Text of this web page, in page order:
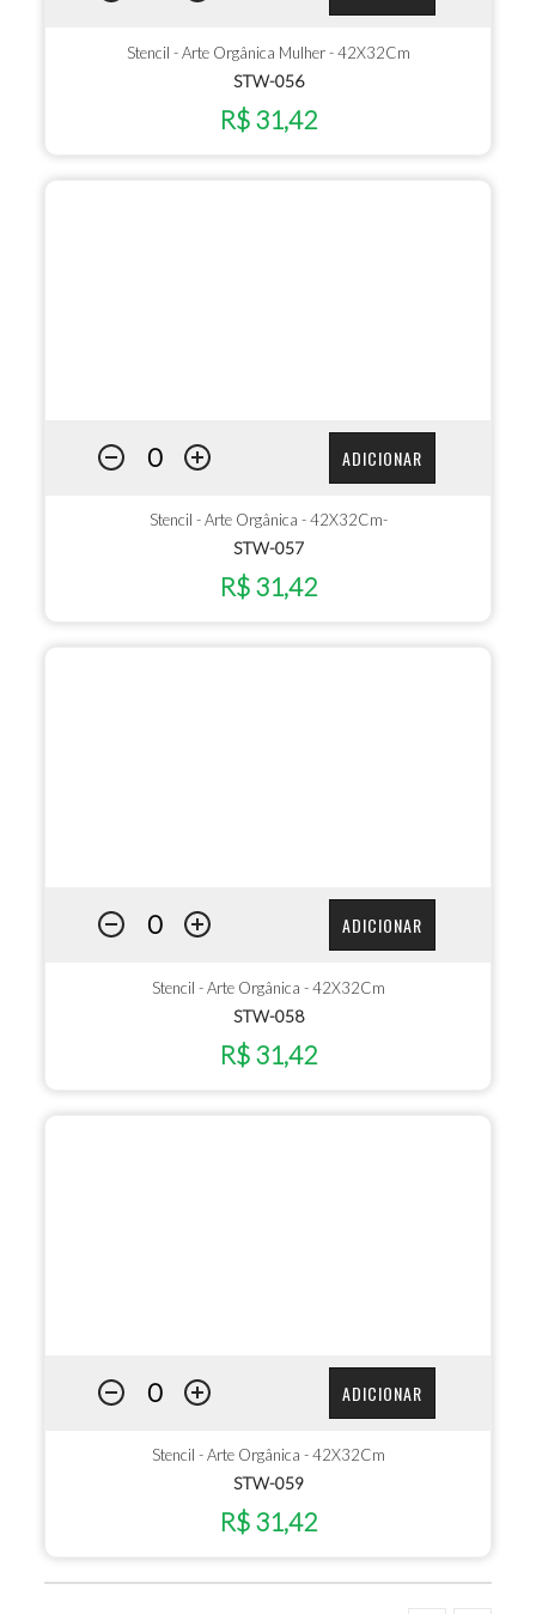
Stencil - Arte Orgânica Mulher - 42X32Cm
STW-056
R$ 31,42
ADICIONAR
Stencil - Arte Orgânica - 42X32Cm-
STW-057
R$ 31,42
ADICIONAR
Stencil - Arte Orgânica - 42X32Cm
STW-058
R$ 31,42
ADICIONAR
Stencil - Arte Orgânica - 42X32Cm
STW-059
R$ 31,42